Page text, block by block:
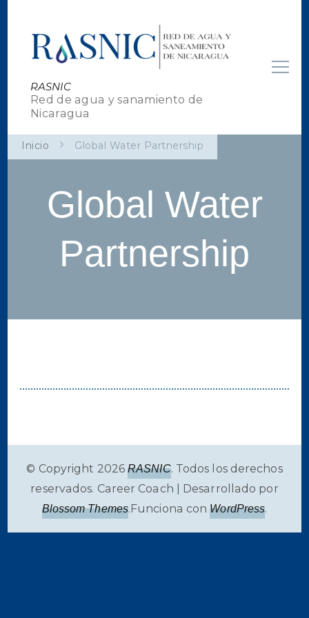
RASNIC
Red de agua y sanamiento de
Nicaragua
Inicio Global Water Partnership
Global Water
Partnership
© Copyright 2026RASNIC. Todos los derechos
reservados. Career Coach | Desarrollado por
Blossom Themes.Funciona conWordPress.